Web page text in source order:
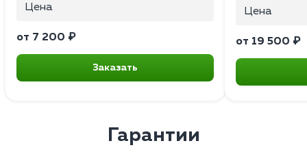
Цена
от 7 200 ₽
Заказать
Цена
от 19 500 ₽
Гарантии